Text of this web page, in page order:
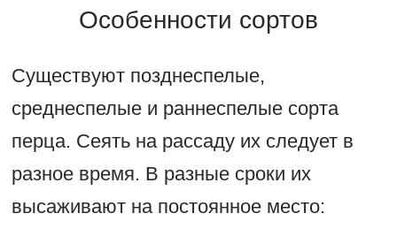
Особенности сортов
Существуют позднеспелые,
среднеспелые и раннеспелые сорта
перца. Сеять на рассаду их следует в
разное время. В разные сроки их
высаживают на постоянное место: